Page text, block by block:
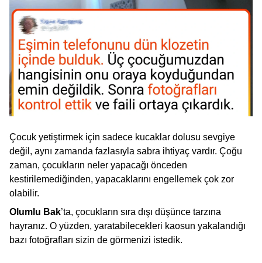
Çocuk yetiştirmek için sadece kucaklar dolusu sevgiye
değil, aynı zamanda fazlasıyla sabra ihtiyaç vardır. Çoğu
zaman, çocukların neler yapacağı önceden
kestirilemediğinden, yapacaklarını engellemek çok zor
olabilir.
Olumlu Bak’ta, çocukların sıra dışı düşünce tarzına
hayranız. O yüzden, yaratabilecekleri kaosun yakalandığı
bazı fotoğrafları sizin de görmenizi istedik.